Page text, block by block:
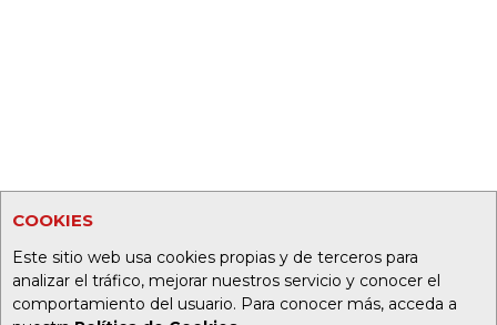
COOKIES
Este sitio web usa cookies propias y de terceros para
analizar el tráfico, mejorar nuestros servicio y conocer el
comportamiento del usuario. Para conocer más, acceda a